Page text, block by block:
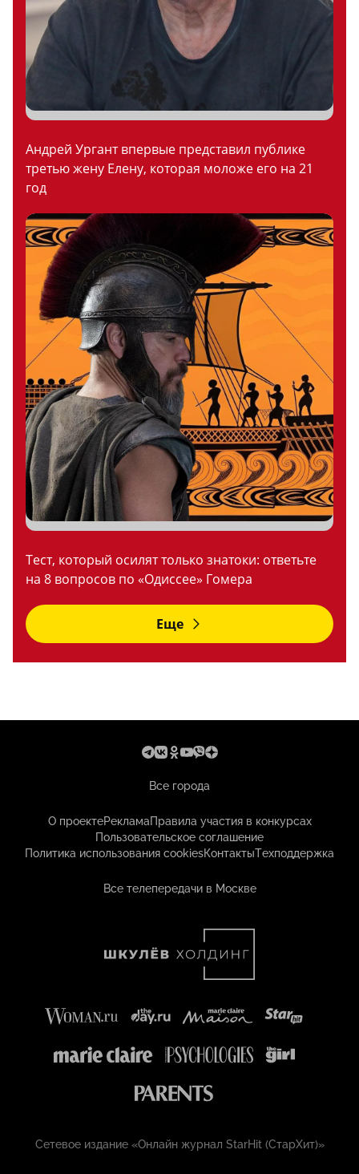
Андрей Ургант впервые представил публике
третью жену Елену, которая моложе его на 21
год
Тест, который осилят только знатоки: ответьте
на 8 вопросов по «Одиссее» Гомера
Еще
Все города
О проектеРекламаПравила участия в конкурсах
Пользовательское соглашение
Политика использования cookiesКонтактыТехподдержка
Все телепередачи в Москве
Сетевое издание «Онлайн журнал StarHit (СтарХит)»